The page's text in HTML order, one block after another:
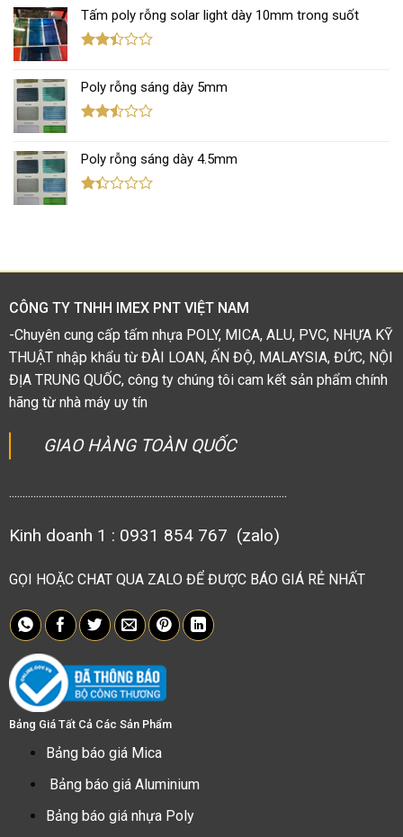
hạng
1.11
5
Tấm poly rỗng solar light dày 10mm trong suốt
hạng
2.38
5 sao
Poly rỗng sáng dày 5mm
hạng
2.44
5 sao
Poly rỗng sáng dày 4.5mm
sao
CÔNG TY TNHH IMEX PNT VIỆT NAM
-Chuyên cung cấp tấm nhựa POLY, MICA, ALU, PVC, NHỰA KỸ
THUẬT nhập khẩu từ ĐÀI LOAN, ẤN ĐỘ, MALAYSIA, ĐỨC, NỘI
ĐỊA TRUNG QUỐC, công ty chúng tôi cam kết sản phẩm chính
hãng từ nhà máy uy tín
GIAO HÀNG TOÀN QUỐC
.......................................................................................................
Kinh doanh 1 : 0931 854 767 (zalo)
GỌI HOẶC CHAT QUA ZALO ĐỂ ĐƯỢC BÁO GIÁ RẺ NHẤT
Bảng Giá Tất Cả Các Sản Phẩm
Bảng báo giá Mica
Bảng báo giá Aluminium
Bảng báo giá nhựa Poly